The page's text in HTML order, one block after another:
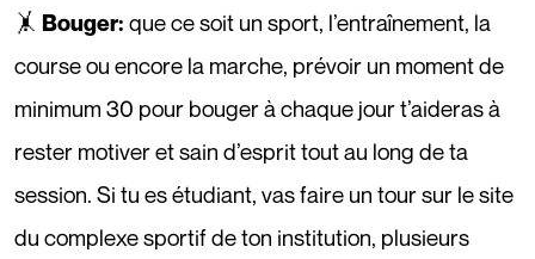
🤸 Bouger: que ce soit un sport, l’entraînement, la
course ou encore la marche, prévoir un moment de
minimum 30 pour bouger à chaque jour t’aideras à
rester motiver et sain d’esprit tout au long de ta
session. Si tu es étudiant, vas faire un tour sur le site
du complexe sportif de ton institution, plusieurs